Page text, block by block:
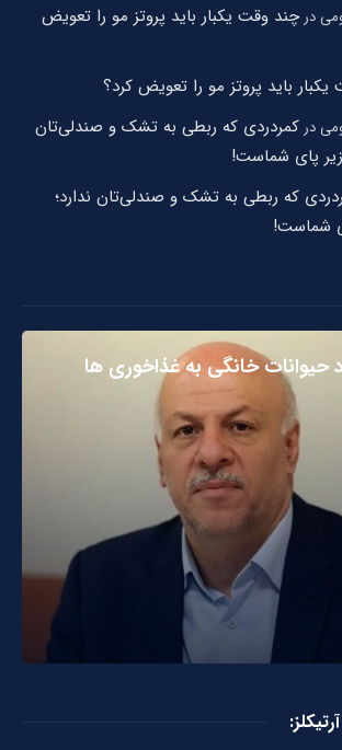
درچند وقت یکبار باید پروتز مو را تعویض
باید پروتز مو را تعویض کرد؟
در کمردردی که ربطی به تشک و صندلی‌تان
زیر پای شماست!
که ربطی به تشک و صندلی‌تان ندارد؛
شماست!
حیوانات خانگی به غذاخوری ها